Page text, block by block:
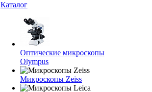
Каталог
Оптические микроскопы
Olympus
Микроскопы Zeiss